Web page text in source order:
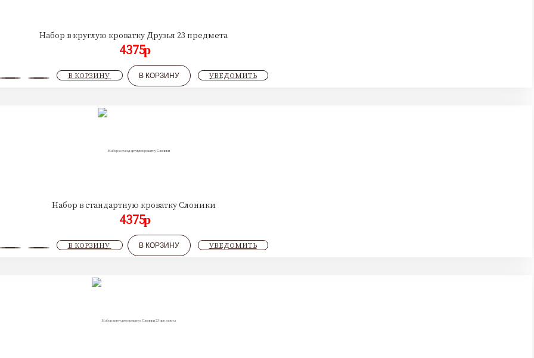
Набор в круглую кроватку Друзья 23 предмета
4375p
В КОРЗИНУ В КОРЗИНУ УВЕДОМИТЬ
Набор в стандартную кроватку Слоники
4375p
В КОРЗИНУ В КОРЗИНУ УВЕДОМИТЬ